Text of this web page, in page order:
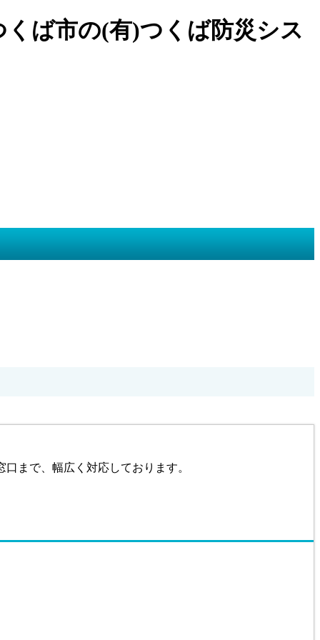
ば市の(有)つくば防災シス
まで、幅広く対応しております。